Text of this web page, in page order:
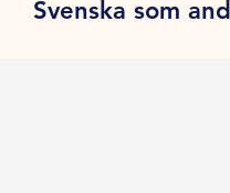
Svenska som